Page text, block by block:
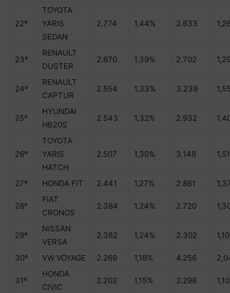
22º
TOYOTA
YARIS
SEDAN
2.774 1,44% 2.633
23º
RENAULT
DUSTER
2.670 1,39% 2.702
24º
RENAULT
CAPTUR
2.554 1,33% 3.239
25º
HYUNDAI
HB20S
2.543 1,32% 2.932
26º
TOYOTA
YARIS
HATCH
2.507 1,30% 3.148
27º HONDA FIT 2.441 1,27% 2.861
28º
FIAT
CRONOS
2.384 1,24% 2.720
29º
NISSAN
VERSA
2.382 1,24% 2.302
30º VW VOYAGE 2.269 1,18% 4.256
31º
HONDA
CIVIC
2.202 1,15% 2.298